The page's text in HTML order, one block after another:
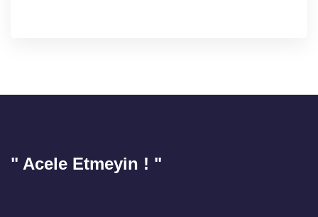
" Acele Etmeyin ! "